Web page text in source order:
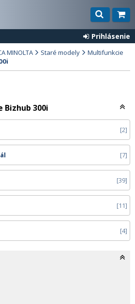
Prihlásenie
MINOLTA Staré modely
Multifunkcie
300i
2
7
39
11
4